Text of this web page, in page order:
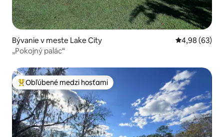
Bývanie v meste Lake City Priemerné
4,98 (63)
„Pokojný palác“
Najobľúbenejšie medzi hosťami
Obľúbené medzi hosťami